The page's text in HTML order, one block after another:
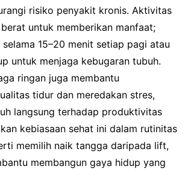
risiko penyakit kronis. Aktivitas
untuk memberikan manfaat;
15–20 menit setiap pagi atau
untuk menjaga kebugaran tubuh.
ringan juga membantu
tidur dan meredakan stres,
langsung terhadap produktivitas
kebiasaan sehat ini dalam rutinitas
memilih naik tangga daripada lift,
membangun gaya hidup yang